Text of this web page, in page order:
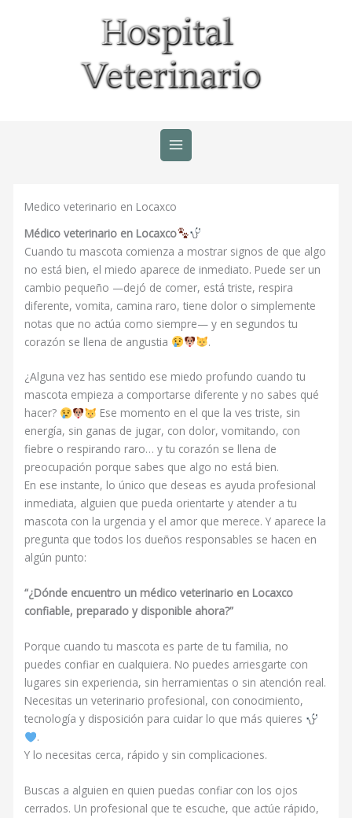
Medico veterinario en Locaxco
Médico veterinario en Locaxco
Cuando tu mascota comienza a mostrar signos de que algo
no está bien, el miedo aparece de inmediato. Puede ser un
cambio pequeño —dejó de comer, está triste, respira
diferente, vomita, camina raro, tiene dolor o simplemente
notas que no actúa como siempre— y en segundos tu
corazón se llena de angustia
.
¿Alguna vez has sentido ese miedo profundo cuando tu
mascota empieza a comportarse diferente y no sabes qué
hacer?
Ese momento en el que la ves triste, sin
energía, sin ganas de jugar, con dolor, vomitando, con
fiebre o respirando raro… y tu corazón se llena de
preocupación porque sabes que algo no está bien.
En ese instante, lo único que deseas es ayuda profesional
inmediata, alguien que pueda orientarte y atender a tu
mascota con la urgencia y el amor que merece. Y aparece la
pregunta que todos los dueños responsables se hacen en
algún punto:
“¿Dónde encuentro un médico veterinario en Locaxco
confiable, preparado y disponible ahora?”
Porque cuando tu mascota es parte de tu familia, no
puedes confiar en cualquiera. No puedes arriesgarte con
lugares sin experiencia, sin herramientas o sin atención real.
Necesitas un veterinario profesional, con conocimiento,
tecnología y disposición para cuidar lo que más quieres
.
Y lo necesitas cerca, rápido y sin complicaciones.
Buscas a alguien en quien puedas confiar con los ojos
cerrados. Un profesional que te escuche, que actúe rápido,